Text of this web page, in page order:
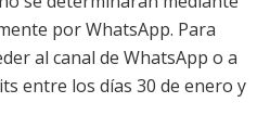
por WhatsApp. Para
al canal de WhatsApp o a
entre los días 30 de enero y